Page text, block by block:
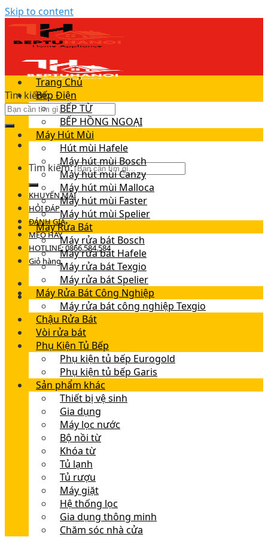
Skip to content
Tìm kiếm:
Tìm kiếm:
KHUYẾN MÃI
HỎI ĐÁP
ĐÁNH GIÁ
MẸO HAY
HOTLINE: 0866.584.584
Giỏ hàng
Trang Chủ
Bếp Điện
BẾP TỪ
BẾP HỒNG NGOẠI
Máy Hút Mùi
Hút mùi Hafele
Máy hút mùi Bosch
Máy hút mùi Canzy
Máy hút mùi Malloca
Máy hút mùi Faster
Máy hút mùi Spelier
Máy Rửa Bát
Máy rửa bát Bosch
Máy rửa bát Hafele
Máy rửa bát Texgio
Máy rửa bát Spelier
Máy Rửa Bát Công Nghiệp
Máy rửa bát công nghiệp Texgio
Chậu Rửa Bát
Vòi rửa bát
Phụ Kiện Tủ Bếp
Phụ kiện tủ bếp Eurogold
Phụ kiện tủ bếp Garis
Sản phẩm khác
Thiết bị vệ sinh
Gia dụng
Máy lọc nước
Bộ nồi từ
Khóa từ
Tủ lạnh
Tủ rượu
Máy giặt
Hệ thống lọc
Gia dụng thông minh
Chăm sóc nhà cửa